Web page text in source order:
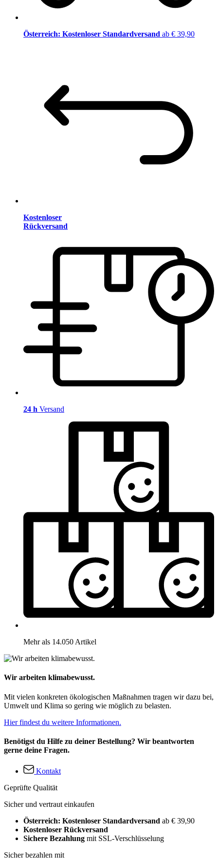
Österreich: Kostenloser Standardversand ab € 39,90
Kostenloser
Rückversand
24 h Versand
Mehr als 14.050 Artikel
Wir arbeiten klimabewusst.
Mit vielen konkreten ökologischen Maßnahmen tragen wir dazu bei,
Umwelt und Klima so gering wie möglich zu belasten.
Hier findest du weitere Informationen.
Benötigst du Hilfe zu deiner Bestellung? Wir beantworten
gerne deine Fragen.
Kontakt
Geprüfte Qualität
Sicher und vertraut einkaufen
Österreich: Kostenloser Standardversand ab € 39,90
Kostenloser Rückversand
Sichere Bezahlung mit SSL-Verschlüsselung
Sicher bezahlen mit